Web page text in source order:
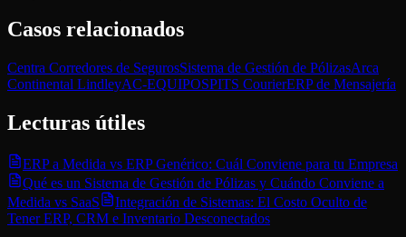
Casos relacionados
Centra Corredores de SegurosSistema de Gestión de PólizasArca
Continental LindleyAC-EQUIPOSPITS CourierERP de Mensajería
Lecturas útiles
ERP a Medida vs ERP Genérico: Cuál Conviene para tu Empresa
Qué es un Sistema de Gestión de Pólizas y Cuándo Conviene a
Medida vs SaaS
Integración de Sistemas: El Costo Oculto de
Tener ERP, CRM e Inventario Desconectados